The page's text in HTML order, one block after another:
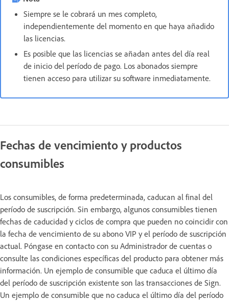
Siempre se le cobrará un mes completo,
independientemente del momento en que haya añadido
las licencias.
Es posible que las licencias se añadan antes del día real
de inicio del período de pago. Los abonados siempre
tienen acceso para utilizar su software inmediatamente.
Fechas de vencimiento y productos
consumibles
Los consumibles, de forma predeterminada, caducan al final del
período de suscripción. Sin embargo, algunos consumibles tienen
fechas de caducidad y ciclos de compra que pueden no coincidir con
la fecha de vencimiento de su abono VIP y el período de suscripción
actual. Póngase en contacto con su Administrador de cuentas o
consulte las condiciones específicas del producto para obtener más
información. Un ejemplo de consumible que caduca el último día
del período de suscripción existente son las transacciones de Sign.
Un ejemplo de consumible que no caduca el último día del período